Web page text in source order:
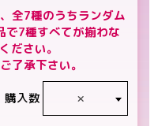
全7種のうちランダム
で7種すべてが揃わな
ださい。
了承下さい。
購入数 ×